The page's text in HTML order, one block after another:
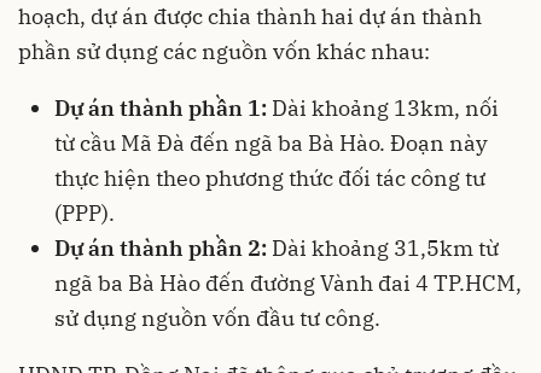
hoạch, dự án được chia thành hai dự án thành
phần sử dụng các nguồn vốn khác nhau:
Dự án thành phần 1: Dài khoảng 13km, nối
từ cầu Mã Đà đến ngã ba Bà Hào. Đoạn này
thực hiện theo phương thức đối tác công tư
(PPP).
Dự án thành phần 2: Dài khoảng 31,5km từ
ngã ba Bà Hào đến đường Vành đai 4 TP.HCM,
sử dụng nguồn vốn đầu tư công.